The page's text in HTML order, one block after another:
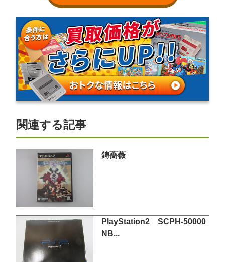
関連する記事
鋳薔薇
PlayStation2 SCPH-50000
NB...